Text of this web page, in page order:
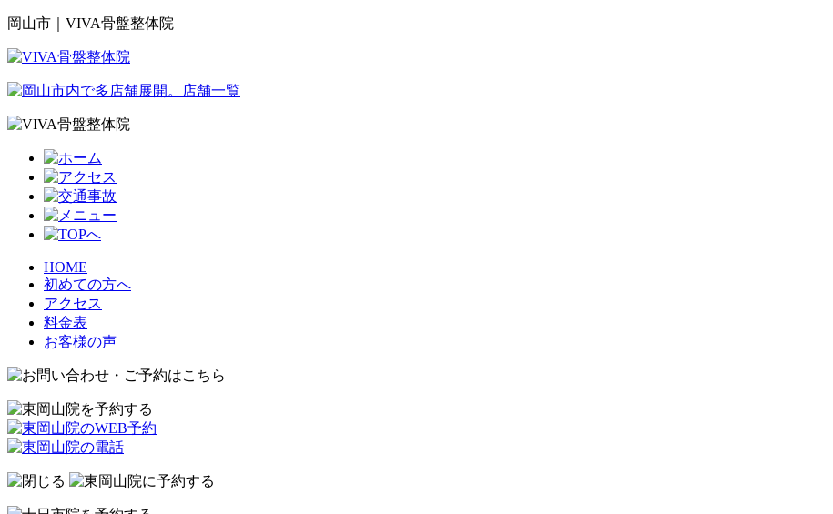
岡山市｜VIVA骨盤整体院
HOME
初めての方へ
アクセス
料金表
お客様の声